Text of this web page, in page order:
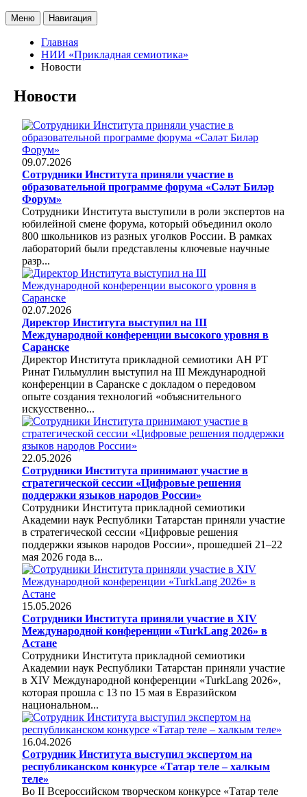
Меню Навигация
Главная
НИИ «Прикладная семиотика»
Новости
Новости
09.07.2026
Сотрудники Института приняли участие в
образовательной программе форума «Сәләт Биләр
Форум»
Сотрудники Института выступили в роли экспертов на
юбилейной смене форума, который объединил около
800 школьников из разных уголков России. В рамках
лабораторий были представлены ключевые научные
разр...
02.07.2026
Директор Института выступил на III
Международной конференции высокого уровня в
Саранске
Директор Института прикладной семиотики АН РТ
Ринат Гильмуллин выступил на III Международной
конференции в Саранске с докладом о передовом
опыте создания технологий «объяснительного
искусственно...
22.05.2026
Сотрудники Института принимают участие в
стратегической сессии «Цифровые решения
поддержки языков народов России»
Сотрудники Института прикладной семиотики
Академии наук Республики Татарстан приняли участие
в стратегической сессии «Цифровые решения
поддержки языков народов России», прошедшей 21–22
мая 2026 года в...
15.05.2026
Сотрудники Института приняли участие в XIV
Международной конференции «TurkLang 2026» в
Астане
Сотрудники Института прикладной семиотики
Академии наук Республики Татарстан приняли участие
в XIV Международной конференции «TurkLang 2026»,
которая прошла с 13 по 15 мая в Евразийском
национальном...
16.04.2026
Сотрудник Института выступил экспертом на
республиканском конкурсе «Татар теле – халкым
теле»
Во II Всероссийском творческом конкурсе «Татар теле